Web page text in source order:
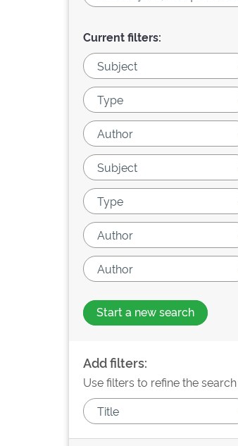
Current filters:
Start a new search
Add filters:
Use filters to refine the